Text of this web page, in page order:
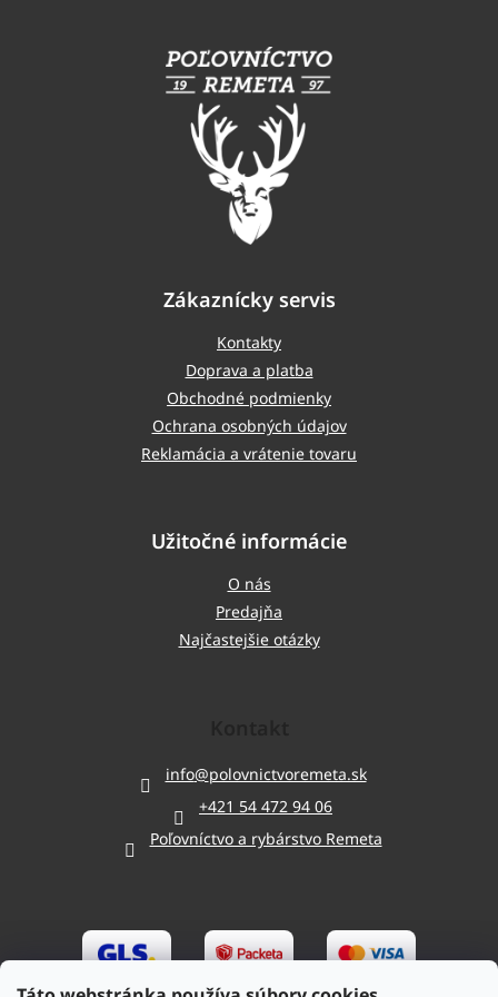
Zákaznícky servis
Kontakty
Doprava a platba
Obchodné podmienky
Ochrana osobných údajov
Reklamácia a vrátenie tovaru
Užitočné informácie
O nás
Predajňa
Najčastejšie otázky
info@polovnictvoremeta.sk
+421 54 472 94 06
Poľovníctvo a rybárstvo Remeta